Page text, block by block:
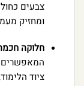
צבעים
ומחזיק
חלוקה
המאפשרים
ציוד